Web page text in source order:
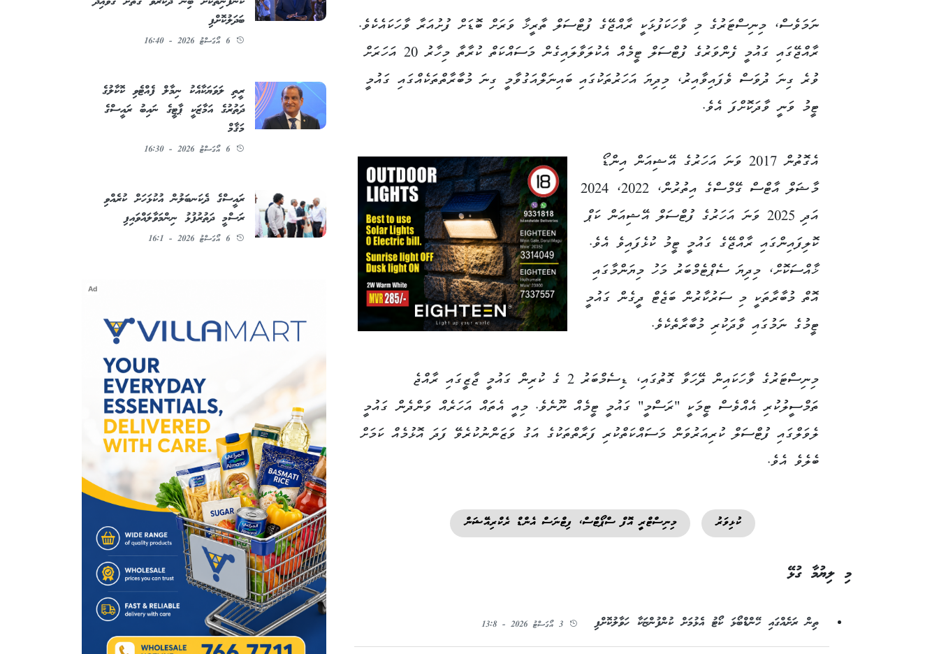
ނަމަވެސް، މިނިސްޓަރުގެ މި ވާހަކަފުޅަކީ ރާއްޖޭގެ ފުޓްސަލް ތާރީޚާ ވަރަށް ބޮޑަށް ފުށުއަރާ ވާހަކައެކެވެ.
ރާއްޖޭގައި ގައުމީ ފެންވަރުގެ ފުޓްސަލް ޓީމެއް އެކުލަވާލައިގެން މަސައްކަތް ކުރާތާ މިހާރު 20 އަހަރަށް
ވުރެ ގިނަ ދުވަސް ވެފައިވާއިރު، މިދިޔަ އަހަރުތަކުގައި ބައިނަލްއަގުވާމީ ގިނަ މުބާރާތްތަކެއްގައި ގައުމީ
ޓީމު ވަނީ ވާދަކޮށްފަ އެވެ.
އެގޮތުން 2017 ވަނަ އަހަރުގެ އޭޝިއަން އިންޑޯ
މާޝަލް އާޓްސް ގޭމްސްގެ އިތުރުން، 2022، 2024
އަދި 2025 ވަނަ އަހަރުގެ ފުޓްސަލް އޭޝިއަން ކަޕް
ކޮލިފައިންގައި ރާއްޖޭގެ ގައުމީ ޓީމު ކުޅެފައިވެ އެވެ.
ޚާއްސަކޮށް، މިދިޔަ ސެޕްޓެމްބަރު މަހު މިޔަންމާގައި
އޮތް މުބާރާތަކީ މި ސަރުކާރުން ބަޖެޓް ދީގެން ގައުމީ
ޓީމުގެ ނަމުގައި ވާދަކުރި މުބާރާތެކެވެ.
މިނިސްޓަރުގެ ވާހަކައިން ދޭހަވާ ގޮތުގައި، ޑިސެމްބަރު 2 ގެ ކުރިން ގައުމީ ޖާޒީގައި ރާއްޖެ
ތަމްސީލުކުރި އެއްވެސް ޓީމަކީ "ރަސްމީ" ގައުމީ ޓީމެއް ނޫނެވެ. މިއީ އެތައް އަހަރެއް ވަންދެން ގައުމީ
ލެވަލްގައި ފުޓްސަލް ކުރިއަރުވަން މަސައްކަތްކުރި ފަރާތްތަކުގެ އަގު ވަޒަންނުކުރެވޭ ފަދަ އޮޅުމެއް ކަމަށް
ބެލެވެ އެވެ.
ކުޅިވަރު މިނިސްޓްރީ އޮފް ސްޕޯޓްސް، ފިޓްނަސް އެންޑް ރެކްރިއޭޝަން
މި ލިޔުމާ ގުޅޭ
ތިން ރަށެއްގައި ހޭންޑްބޯޅަ ކޯޓު އެޅުމަށް ކުންފުންޏަކާ ހަވާލުކޮށްފި
ބަދަލުކޮށްފި
6 އޯގަސްޓު 2026 - 16:40
ރީތި ލަވަޔަކާއެކު ނިމާލް ފެއްޓެވި ކޮކާލުގެ
ދަތުރުގެ އަމާޒަކީ ޕާޓީގެ ނައިބު ރައީސްގެ
މަޤާމް
6 އޯގަސްޓު 2026 - 16:30
ރައީސްގެ ދެކަނބަލުން އުކުޅަހަށް ކުރެއްވި
ރަސްމީ ދަތުރުފުޅު ނިންމަވާލައްވައިފި
6 އޯގަސްޓު 2026 - 16:1
Ad